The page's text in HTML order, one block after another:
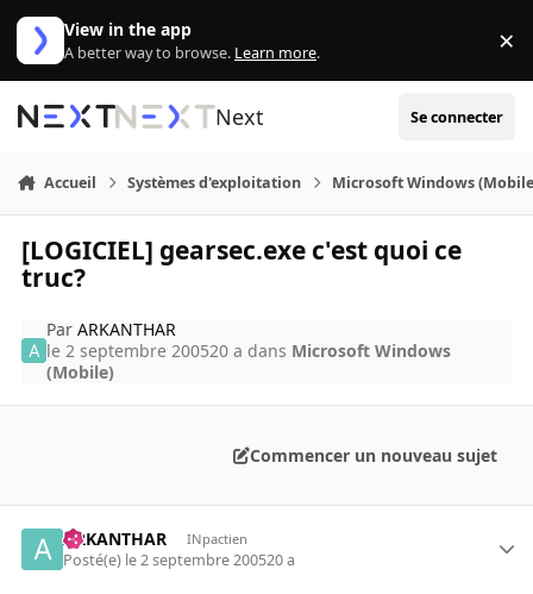
Aller au contenu
View in the app
A better way to browse. Learn more. ×
Next Se connecter
Accueil Systèmes d'exploitation Microsoft Windows
[LOGICIEL] gearsec.exe c'est quoi ce
truc?
ParARKANTHAR
le 2 septembre 200520 a dans Microsoft Windows
(Mobile)
Commencer un nouveau sujet
ARKANTHAR INpactien
Posté(e) le 2 septembre 200520 a